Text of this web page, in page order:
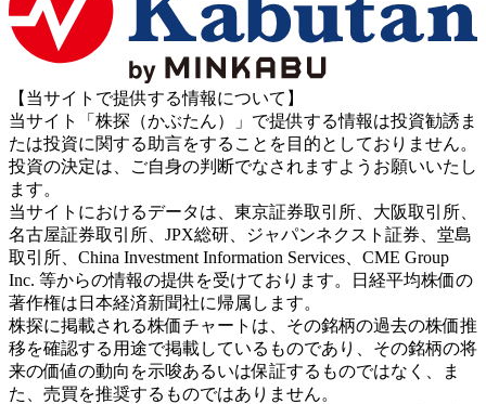
【当サイトで提供する情報について】
当サイト「株探（かぶたん）」で提供する情報は投資勧誘ま
たは投資に関する助言をすることを目的としておりません。
投資の決定は、ご自身の判断でなされますようお願いいたし
ます。
当サイトにおけるデータは、東京証券取引所、大阪取引所、
名古屋証券取引所、JPX総研、ジャパンネクスト証券、堂島
取引所、China Investment Information Services、CME Group
Inc. 等からの情報の提供を受けております。日経平均株価の
著作権は日本経済新聞社に帰属します。
株探に掲載される株価チャートは、その銘柄の過去の株価推
移を確認する用途で掲載しているものであり、その銘柄の将
来の価値の動向を示唆あるいは保証するものではなく、ま
た、売買を推奨するものではありません。